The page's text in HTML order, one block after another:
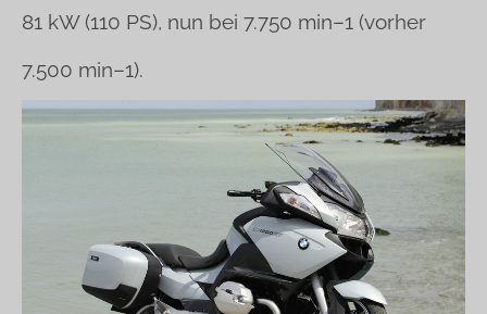
81 kW (110 PS), nun bei 7.750 min–1 (vorher
7.500 min–1).